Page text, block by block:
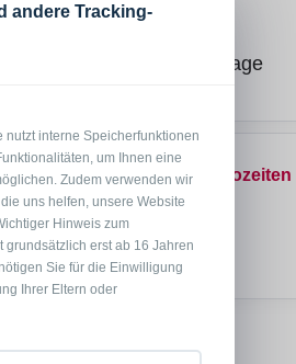
auf Anfrage
Bürozeiten
Sa + So
Hier gilt:
andere Tracking-
nutzt interne Speicherfunktionen
um Ihnen eine
Zudem verwenden wir
uns helfen, unsere Website
Hinweis zum
erst ab 16 Jahren
Sie für die Einwilligung
Ihrer Eltern oder